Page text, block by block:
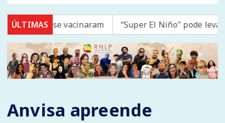
ÚLTIMAS
não se vacinaram “Super El Niño" pode levar
Anvisa apreende